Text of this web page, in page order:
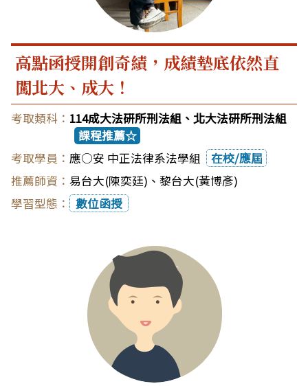
高點函授開創奇績，成績墊底依然直
闖北大、成大！
114成大法研所刑法組、北大法研所刑法組
課程推薦☆
應○安 中正法律系法學組
在校/應屆
易台大(陳奕廷) 、 黎台大(黃博彥)
數位函授